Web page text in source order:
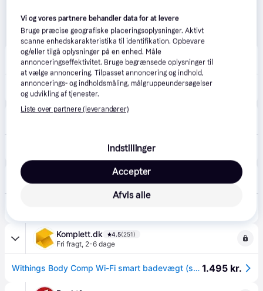
Løbeshop 4.8(12)
Fri fragt,1-2 dage
Withings Body Comp (LCD Color Display) 1.400 kr.
Pulsure.dk 5.0(1)
4.8(1280)
Fri fragt,1 dag
Komplett.dk 4.5(251)
Fri fragt, 2-6 dage
Withings Body Comp Wi-Fi smart badevægt (sort) 1.495 kr.
Vi og vores partnere behandler data for at levere
Bruge præcise geografiske placeringsoplysninger. Aktivt
scanne enhedskarakteristika til identifikation. Opbevare
og/eller tilgå oplysninger på en enhed. Måle
annonceringseffektivitet. Bruge begrænsede oplysninger til
at vælge annoncering. Tilpasset annoncering og indhold,
annoncerings- og indholdsmåling, målgruppeundersøgelser
og udvikling af tjenester.
Liste over partnere (leverandører)
Indstillinger
Afvis alle
Accepter